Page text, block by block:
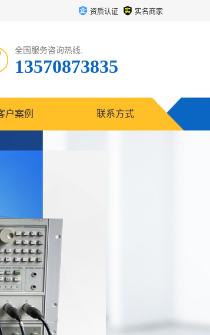
资质认证 实名商家
全国服务咨询热线:
13570873835
户案例 联系方式